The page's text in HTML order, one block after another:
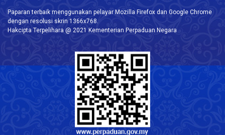
Paparan terbaik menggunakan pelayar Mozilla Firefox dan Google Chrome
dengan resolusi skrin 1366x768.
Hakcipta Terpelihara @ 2021 Kementerian Perpaduan Negara